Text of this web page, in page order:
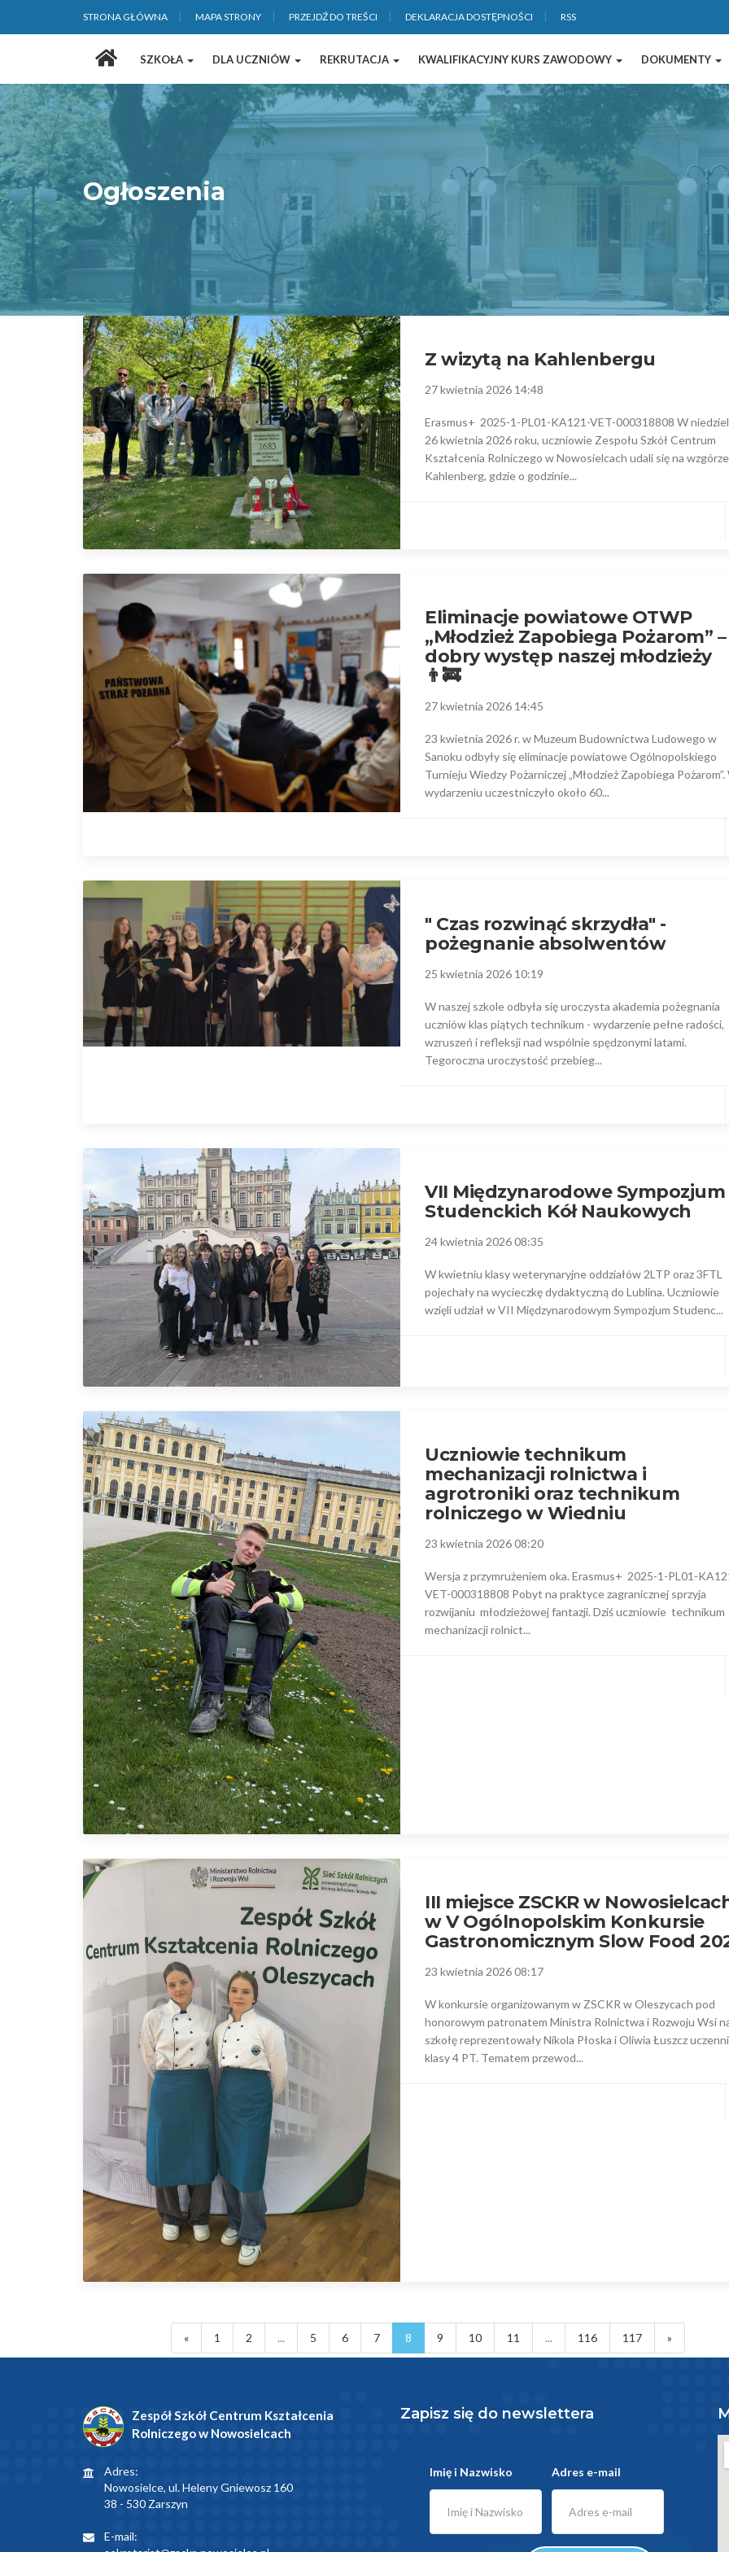
STRONA GŁÓWNA MAPA STRONY PRZEJDŹ DO TREŚCI DEKLARACJA DOSTĘPNOŚCI RSS
główna
SZKOŁA DLA UCZNIÓW REKRUTACJA KWALIFIKACYJNY KURS ZAWODOWY DOKUMENTY
Ogłoszenia
Z wizytą na Kahlenbergu
27 kwietnia 2026 14:48
Erasmus+ 2025-1-PL01-KA121-VET-000318808 W
26 kwietnia 2026 roku, uczniowie Zespołu Szkół Centrum
Kształcenia Rolniczego w Nowosielcach udali się na wzgórze
Kahlenberg, gdzie o godzinie...
Eliminacje powiatowe OTWP
„Młodzież Zapobiega Pożarom” –
dobry występ naszej młodzieży
👨‍🚒
27 kwietnia 2026 14:45
23 kwietnia 2026 r. w Muzeum Budownictwa Ludowego w
Sanoku odbyły się eliminacje powiatowe Ogólnopolskiego
Turnieju Wiedzy Pożarniczej „Młodzież Zapobiega Pożarom”.
wydarzeniu uczestniczyło około 60...
" Czas rozwinąć skrzydła" -
pożegnanie absolwentów
25 kwietnia 2026 10:19
W naszej szkole odbyła się uroczysta akademia pożegnania
uczniów klas piątych technikum - wydarzenie pełne radości,
wzruszeń i refleksji nad wspólnie spędzonymi latami.
Tegoroczna uroczystość przebieg...
VII Międzynarodowe Sympozjum
Studenckich Kół Naukowych
24 kwietnia 2026 08:35
W kwietniu klasy weterynaryjne oddziałów 2LTP oraz 3FTL
pojechały na wycieczkę dydaktyczną do Lublina. Uczniowie
wzięli udział w VII Międzynarodowym Sympozjum Studenc...
Uczniowie technikum
mechanizacji rolnictwa i
agrotroniki oraz technikum
rolniczego w Wiedniu
23 kwietnia 2026 08:20
Wersja z przymrużeniem oka. Erasmus+ 2025-1-PL01-
VET-000318808 Pobyt na praktyce zagranicznej sprzyja
rozwijaniu młodzieżowej fantazji. Dziś uczniowie technikum
mechanizacji rolnict...
III miejsce ZSCKR w
w V Ogólnopolskim Konkursie
Gastronomicznym Slow Food
23 kwietnia 2026 08:17
W konkursie organizowanym w ZSCKR w Oleszycach pod
honorowym patronatem Ministra Rolnictwa i Rozwoju Wsi
szkołę reprezentowały Nikola Płoska i Oliwia Łuszcz
klasy 4 PT. Tematem przewod...
« 1 2 ... 5 6 7 8 9 10 11 ... 116 117 »
Zespół Szkół Centrum Kształcenia
Rolniczego w Nowosielcach
Adres:
Nowosielce, ul. Heleny Gniewosz 160
38 - 530 Zarszyn
E-mail:
Zapisz się do newslettera
Imię i Nazwisko Adres e-mail